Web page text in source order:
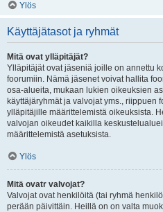
Ylös
Käyttäjätasot ja ryhmät
Mitä ovat ylläpitäjät?
Ylläpitäjät ovat jäseniä joille on annettu
foorumiin. Nämä jäsenet voivat hallita
osa-alueita, mukaan lukien oikeuksien
käyttäjäryhmät ja valvojat yms., riippuen
ylläpitäjille määrittelemistä oikeuksista.
valvojan oikeudet kaikilla
määrittelemistä asetuksista.
Ylös
Mitä ovatr valvojat?
Valvojat ovat henkilöitä (tai ryhmä
perään päivittäin. Heillä on on valta